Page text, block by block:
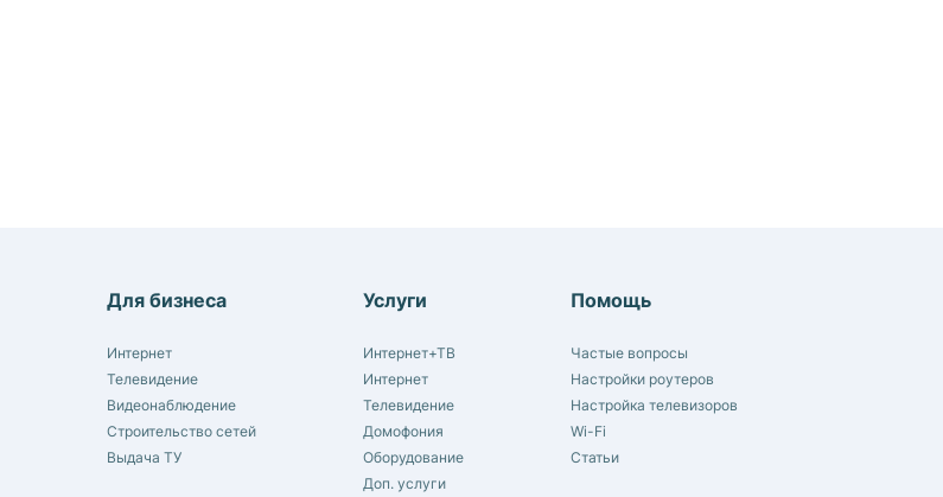
Для бизнеса
Интернет
Телевидение
Видеонаблюдение
Строительство сетей
Выдача ТУ
Услуги
Интернет+ТВ
Интернет
Телевидение
Домофония
Оборудование
Доп. услуги
Помощь
Частые вопросы
Настройки роутеров
Настройка телевизоров
Wi-Fi
Статьи